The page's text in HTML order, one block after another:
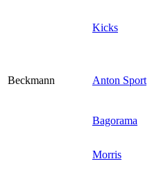
Kicks
Beckmann Anton Sport
Bagorama
Morris